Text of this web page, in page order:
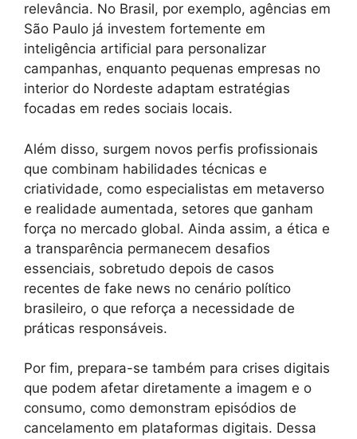
relevância. No Brasil, por exemplo, agências em
São Paulo já investem fortemente em
inteligência artificial para personalizar
campanhas, enquanto pequenas empresas no
interior do Nordeste adaptam estratégias
focadas em redes sociais locais.
Além disso, surgem novos perfis profissionais
que combinam habilidades técnicas e
criatividade, como especialistas em metaverso
e realidade aumentada, setores que ganham
força no mercado global. Ainda assim, a ética e
a transparência permanecem desafios
essenciais, sobretudo depois de casos
recentes de fake news no cenário político
brasileiro, o que reforça a necessidade de
práticas responsáveis.
Por fim, prepara-se também para crises digitais
que podem afetar diretamente a imagem e o
consumo, como demonstram episódios de
cancelamento em plataformas digitais. Dessa